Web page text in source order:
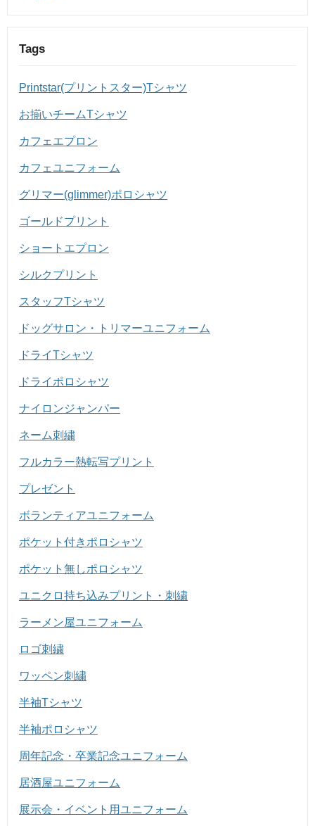
Tags
Printstar(プリントスター)Tシャツ
お揃いチームTシャツ
カフェエプロン
カフェユニフォーム
グリマー(glimmer)ポロシャツ
ゴールドプリント
ショートエプロン
シルクプリント
スタッフTシャツ
ドッグサロン・トリマーユニフォーム
ドライTシャツ
ドライポロシャツ
ナイロンジャンパー
ネーム刺繍
フルカラー熱転写プリント
プレゼント
ボランティアユニフォーム
ポケット付きポロシャツ
ポケット無しポロシャツ
ユニクロ持ち込みプリント・刺繍
ラーメン屋ユニフォーム
ロゴ刺繍
ワッペン刺繍
半袖Tシャツ
半袖ポロシャツ
周年記念・卒業記念ユニフォーム
居酒屋ユニフォーム
展示会・イベント用ユニフォーム